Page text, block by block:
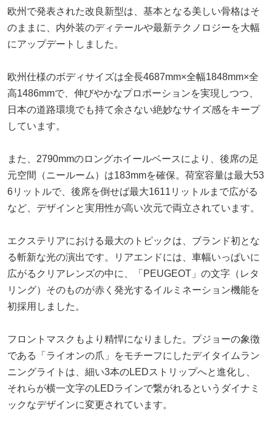
欧州で発表された改良新型は、基本となる美しい骨格はそ
のままに、内外装のディテールや最新テクノロジーを大幅
にアップデートしました。
欧州仕様のボディサイズは全長4687mm×全幅1848mm×全
高1486mmで、伸びやかなプロポーションを実現しつつ、
日本の道路環境でも持て余さない絶妙なサイズ感をキープ
しています。
また、2790mmのロングホイールベースにより、後席の足
元空間（ニールーム）は183mmを確保。荷室容量は最大53
6リットルで、後席を倒せば最大1611リットルまで広がる
など、デザインと実用性が高い次元で両立されています。
エクステリアにおける最大のトピックは、ブランド初とな
る斬新な光の演出です。リアエンドには、車幅いっぱいに
広がるクリアレンズの中に、「PEUGEOT」の文字（レタ
リング）そのものが赤く発光するイルミネーション機能を
初採用しました。
フロントマスクもより精悍になりました。プジョーの象徴
である「ライオンの爪」をモチーフにしたデイタイムラン
ニングライトは、細い3本のLEDストリップへと進化し、
それらが横一文字のLEDラインで繋がれるというダイナミ
ックなデザインに変更されています。